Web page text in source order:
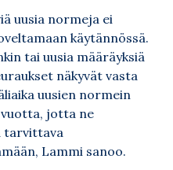
uusia normeja ei
käytännössä.
tai uusia määräyksiä
näkyvät vasta
uusien normein
jotta ne
tarvittava
Lammi sanoo.